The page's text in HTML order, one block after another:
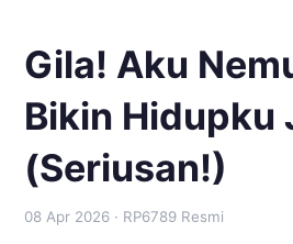
Gila! Aku
Bikin Hidupku
(Seriusan!)
08 Apr 2026 · RP6789 Resmi